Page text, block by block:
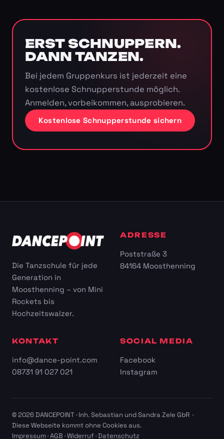
ERST SCHNUPPERN.
DANN TANZEN.
Bei jedem Gruppenkurs ist jederzeit eine
kostenlose Schnupperstunde möglich.
Anmelden, vorbeikommen, ausprobieren.
Kostenlose Schnupperstunde sichern
Die Tanzschule für jede
Generation in
Moosthenning – von Mini
Rockets bis
Hochzeitswalzer.
ADRESSE
Poststraße 3
84164 Moosthenning
KONTAKT
info@dance-point.com
08731 91 027 021
SOCIAL MEDIA
Facebook
Instagram
© 2026 DANCEPOINT · Inh. Sebastian und Sandra Zele GbR ·
Diese Webseite kommt ohne Cookies aus.
Impressum·AGB ·Widerruf·Datenschutz